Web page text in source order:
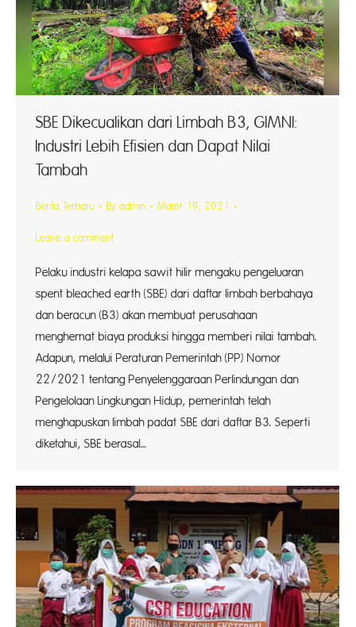
SBE Dikecualikan dari Limbah B3, GIMNI:
Industri Lebih Efisien dan Dapat Nilai
Tambah
Berita Terbaru By admin Maret 19, 2021
Leave a comment
Pelaku industri kelapa sawit hilir mengaku pengeluaran
spent bleached earth (SBE) dari daftar limbah berbahaya
dan beracun (B3) akan membuat perusahaan
menghemat biaya produksi hingga memberi nilai tambah.
Adapun, melalui Peraturan Pemerintah (PP) Nomor
22/2021 tentang Penyelenggaraan Perlindungan dan
Pengelolaan Lingkungan Hidup, pemerintah telah
menghapuskan limbah padat SBE dari daftar B3. Seperti
diketahui, SBE berasal…